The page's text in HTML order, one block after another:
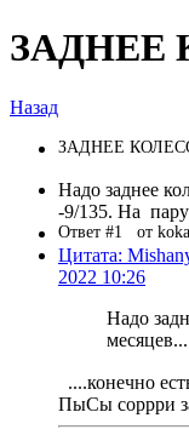
ЗАДНЕЕ
Назад
ЗАДНЕЕ
Надо заднее
-9/135. На
Ответ #1 от
Цитата:
2022 10:26
Надо
месяцев...
....конечно
ПыСы соррри